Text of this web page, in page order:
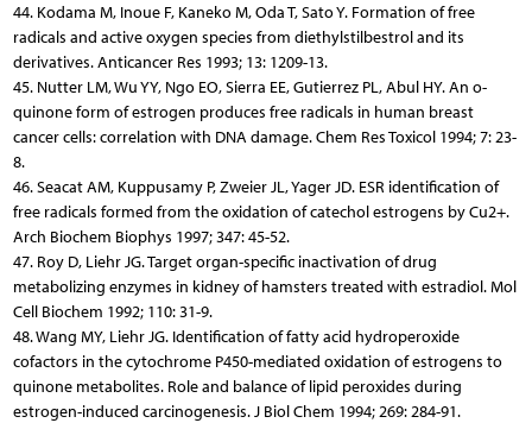
44. Kodama M, Inoue F, Kaneko M, Oda T, Sato Y. Formation of free
radicals and active oxygen species from diethylstilbestrol and its
derivatives. Anticancer Res 1993; 13: 1209-13.
45. Nutter LM, Wu YY, Ngo EO, Sierra EE, Gutierrez PL, Abul HY. An o-
quinone form of estrogen produces free radicals in human breast
cancer cells: correlation with DNA damage. Chem Res Toxicol 1994; 7: 23-
8.
46. Seacat AM, Kuppusamy P, Zweier JL, Yager JD. ESR identification of
free radicals formed from the oxidation of catechol estrogens by Cu2+.
Arch Biochem Biophys 1997; 347: 45-52.
47. Roy D, Liehr JG. Target organ-specific inactivation of drug
metabolizing enzymes in kidney of hamsters treated with estradiol. Mol
Cell Biochem 1992; 110: 31-9.
48. Wang MY, Liehr JG. Identification of fatty acid hydroperoxide
cofactors in the cytochrome P450-mediated oxidation of estrogens to
quinone metabolites. Role and balance of lipid peroxides during
estrogen-induced carcinogenesis. J Biol Chem 1994; 269: 284-91.